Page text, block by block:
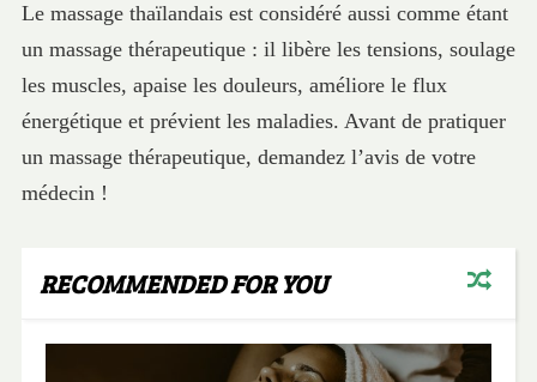
Le massage thaïlandais est considéré aussi comme étant
un massage thérapeutique : il libère les tensions, soulage
les muscles, apaise les douleurs, améliore le flux
énergétique et prévient les maladies. Avant de pratiquer
un massage thérapeutique, demandez l’avis de votre
médecin !
RECOMMENDED FOR YOU